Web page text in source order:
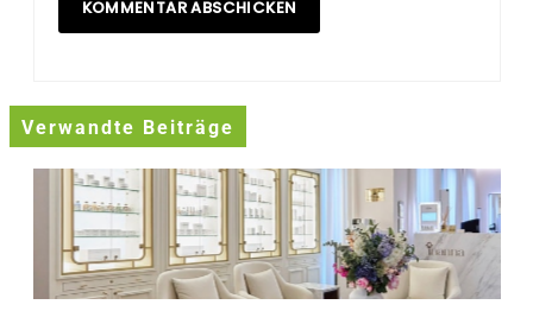
Verwandte Beiträge